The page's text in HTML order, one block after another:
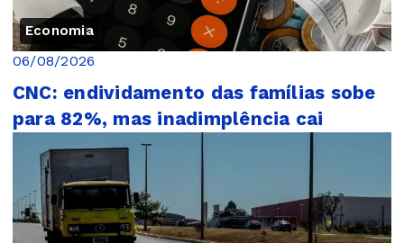
Economia
06/08/2026
CNC: endividamento das famílias sobe
para 82%, mas inadimplência cai